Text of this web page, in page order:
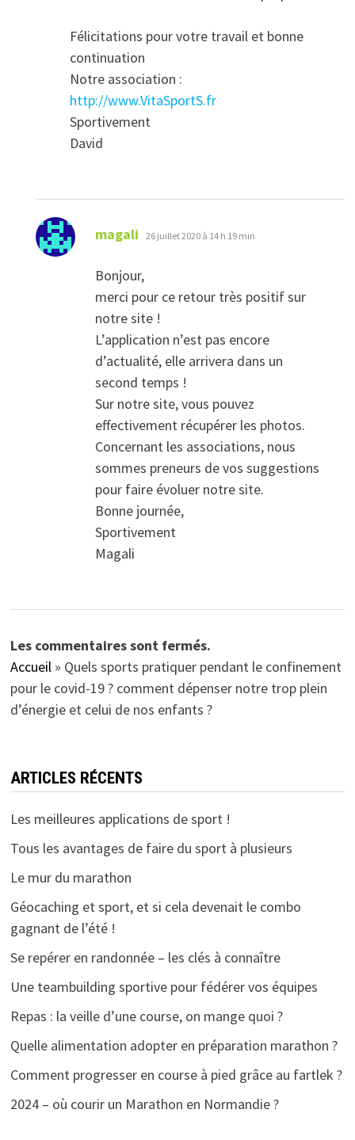
Félicitations pour votre travail et bonne
continuation
Notre association :
http://www.VitaSportS.fr
Sportivement
David
magali dit :
26 juillet 2020 à 14 h 19 min
Bonjour,
merci pour ce retour très positif sur
notre site !
L’application n’est pas encore
d’actualité, elle arrivera dans un
second temps !
Sur notre site, vous pouvez
effectivement récupérer les photos.
Concernant les associations, nous
sommes preneurs de vos suggestions
pour faire évoluer notre site.
Bonne journée,
Sportivement
Magali
Les commentaires sont fermés.
Accueil » Quels sports pratiquer pendant le confinement
pour le covid-19 ? comment dépenser notre trop plein
d’énergie et celui de nos enfants ?
ARTICLES RÉCENTS
Les meilleures applications de sport !
Tous les avantages de faire du sport à plusieurs
Le mur du marathon
Géocaching et sport, et si cela devenait le combo
gagnant de l’été !
Se repérer en randonnée – les clés à connaître
Une teambuilding sportive pour fédérer vos équipes
Repas : la veille d’une course, on mange quoi ?
Quelle alimentation adopter en préparation marathon ?
Comment progresser en course à pied grâce au fartlek ?
2024 – où courir un Marathon en Normandie ?